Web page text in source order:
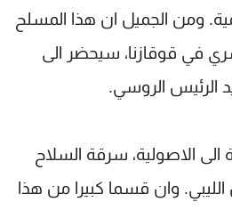
ومن الجميل ان هذا المسلح
في قوقازنا، سيحضر الى
الرئيس الروسي.
الى الاصولية، سرقة السلاح
وان قسما كبيرا من هذا